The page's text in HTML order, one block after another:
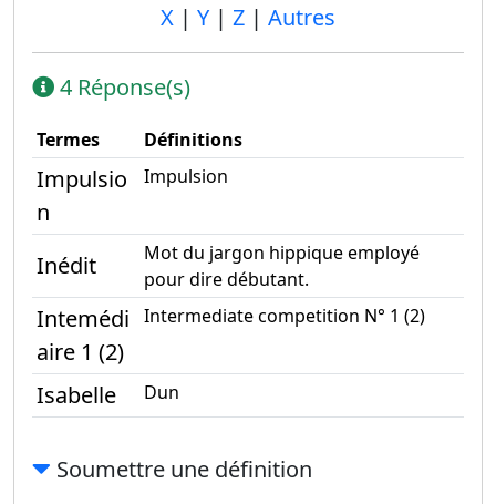
X | Y | Z | Autres
4 Réponse(s)
Termes Définitions
Impulsio
n
Impulsion
Inédit
Mot du jargon hippique employé
pour dire débutant.
Intemédi
aire 1 (2)
Intermediate competition N° 1 (2)
Isabelle Dun
Soumettre une définition